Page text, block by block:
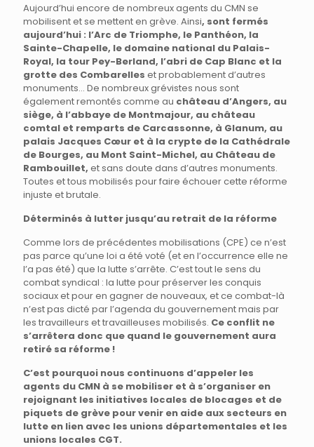
Aujourd’hui encore de nombreux agents du CMN se
mobilisent et se mettent en grève. Ainsi, sont fermés
aujourd’hui : l’Arc de Triomphe, le Panthéon, la
Sainte-Chapelle, le domaine national du Palais-
Royal, la tour Pey-Berland, l’abri de Cap Blanc et la
grotte des Combarelles et probablement d’autres
monuments… De nombreux grévistes nous sont
également remontés comme au château d’Angers, au
siège, à l’abbaye de Montmajour, au château
comtal et remparts de Carcassonne, à Glanum, au
palais Jacques Cœur et à la crypte de la Cathédrale
de Bourges, au Mont Saint-Michel, au Château de
Rambouillet, et sans doute dans d’autres monuments.
Toutes et tous mobilisés pour faire échouer cette réforme
injuste et brutale.
Déterminés à lutter jusqu’au retrait de la réforme
Comme lors de précédentes mobilisations (CPE) ce n’est
pas parce qu’une loi a été voté (et en l’occurrence elle ne
l’a pas été) que la lutte s’arrête. C’est tout le sens du
combat syndical : la lutte pour préserver les conquis
sociaux et pour en gagner de nouveaux, et ce combat-là
n’est pas dicté par l’agenda du gouvernement mais par
les travailleurs et travailleuses mobilisés. Ce conflit ne
s’arrêtera donc que quand le gouvernement aura
retiré sa réforme !
C’est pourquoi nous continuons d’appeler les
agents du CMN à se mobiliser et à s’organiser en
rejoignant les initiatives locales de blocages et de
piquets de grève pour venir en aide aux secteurs en
lutte en lien avec les unions départementales et les
unions locales CGT.